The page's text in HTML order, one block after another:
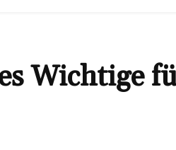
Wichtige